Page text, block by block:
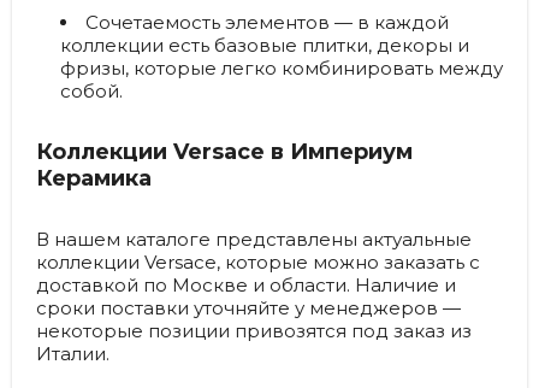
Сочетаемость элементов — в каждой
коллекции есть базовые плитки, декоры и
фризы, которые легко комбинировать между
собой.
Коллекции Versace в Империум
Керамика
В нашем каталоге представлены актуальные
коллекции Versace, которые можно заказать с
доставкой по Москве и области. Наличие и
сроки поставки уточняйте у менеджеров —
некоторые позиции привозятся под заказ из
Италии.